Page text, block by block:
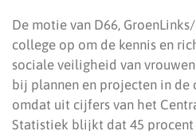
De motie van D66,
college op om de kennis en
sociale veiligheid van
bij plannen en projecten in de
omdat uit cijfers van het
Statistiek blijkt dat 45 procent